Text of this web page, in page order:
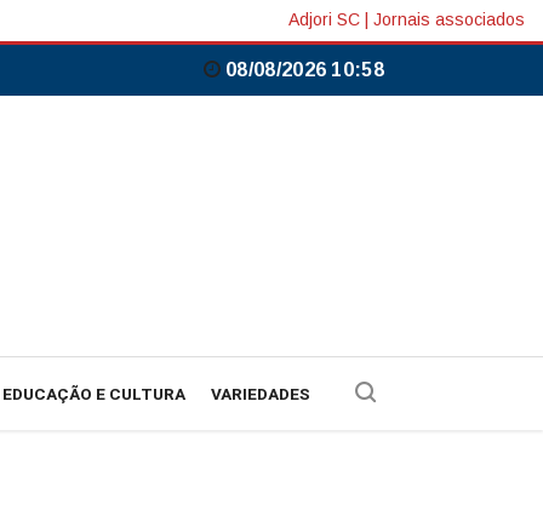
Adjori SC Jornais associados
08/08/2026 10:58
EDUCAÇÃO E CULTURA VARIEDADES